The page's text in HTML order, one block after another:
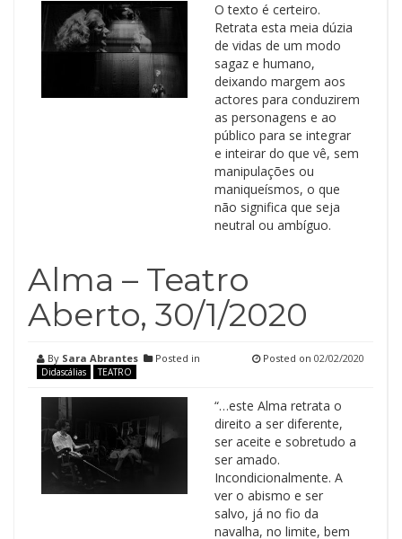
O texto é certeiro.
Retrata esta meia dúzia
de vidas de um modo
sagaz e humano,
deixando margem aos
actores para conduzirem
as personagens e ao
público para se integrar
e inteirar do que vê, sem
manipulações ou
maniqueísmos, o que
não significa que seja
neutral ou ambíguo.
Alma – Teatro
Aberto, 30/1/2020
By Sara Abrantes Posted in
Didascálias TEATRO
Posted on 02/02/2020
“…este Alma retrata o
direito a ser diferente,
ser aceite e sobretudo a
ser amado.
Incondicionalmente. A
ver o abismo e ser
salvo, já no fio da
navalha, no limite, bem